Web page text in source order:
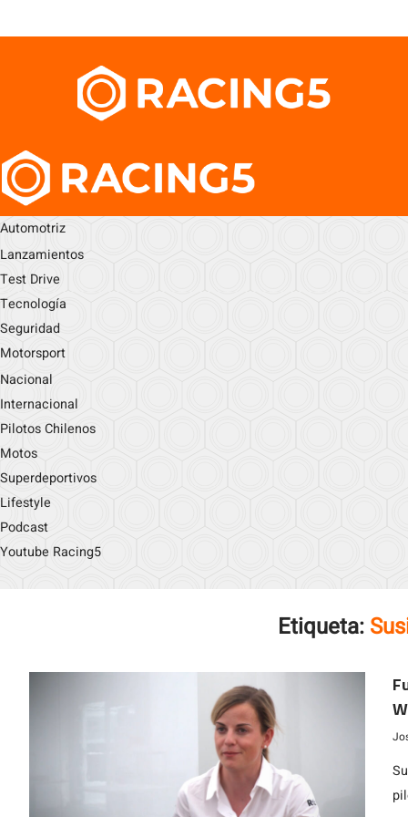
Automotriz
Lanzamientos
Test Drive
Tecnología
Seguridad
Motorsport
Nacional
Internacional
Pilotos Chilenos
Motos
Superdeportivos
Lifestyle
Podcast
Youtube Racing5
Etiqueta: